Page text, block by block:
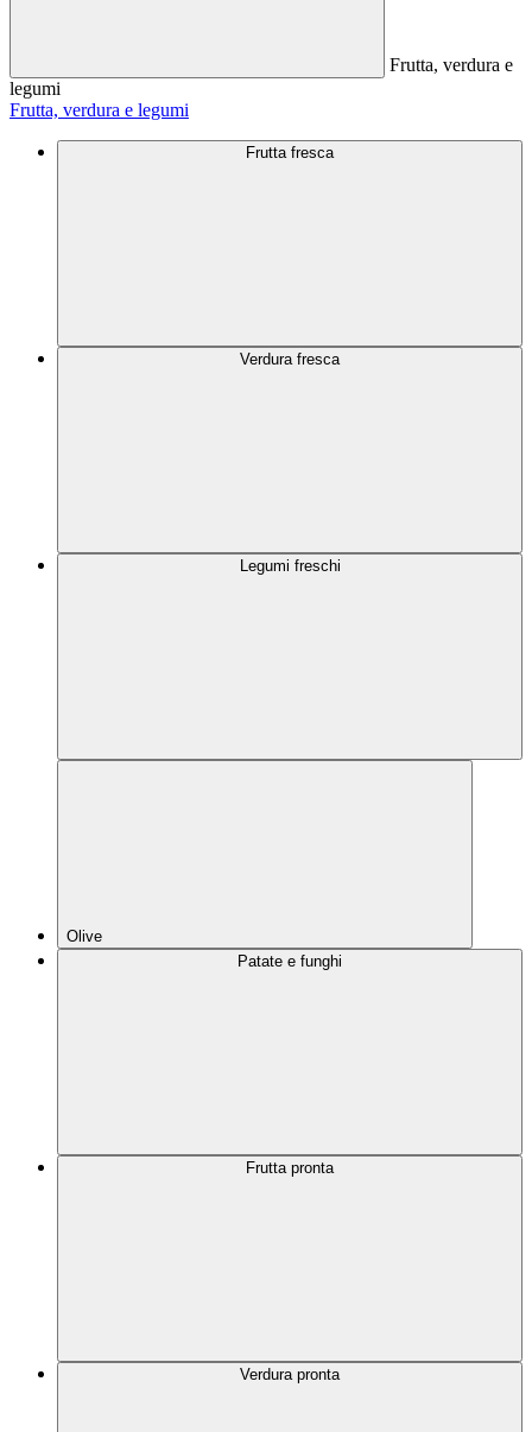
Frutta, verdura e
legumi
Frutta, verdura e legumi
Frutta fresca
Verdura fresca
Legumi freschi
Olive
Patate e funghi
Frutta pronta
Verdura pronta